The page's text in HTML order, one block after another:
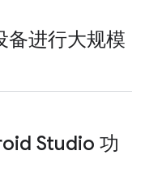
备进行大规模
Studio 功